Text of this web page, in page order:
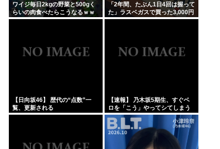
ワイジ毎日2kgの野菜と500gく
らいの肉食べたらこうなるｗｗ
ｗ
「2年間、たぶん1日4回は握って
た」ラスベガスで買った3,000円
のキーホルダーを調べたら
【日向坂46】 歴代の“点数”一
覧、更新される
【速報】 乃木坂5期生、すぐベ
ロを「こう」やってシてしまう
ｗｗｗｗｗｗ